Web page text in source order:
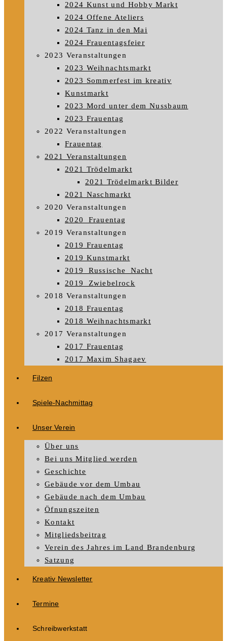
2024 Kunst und Hobby Markt
2024 Offene Ateliers
2024 Tanz in den Mai
2024 Frauentagsfeier
2023 Veranstaltungen
2023 Weihnachtsmarkt
2023 Sommerfest im kreativ
Kunstmarkt
2023 Mord unter dem Nussbaum
2023 Frauentag
2022 Veranstaltungen
Frauentag
2021 Veranstaltungen
2021 Trödelmarkt
2021 Trödelmarkt Bilder
2021 Naschmarkt
2020 Veranstaltungen
2020_Frauentag
2019 Veranstaltungen
2019 Frauentag
2019 Kunstmarkt
2019_Russische_Nacht
2019_Zwiebelrock
2018 Veranstaltungen
2018 Frauentag
2018 Weihnachtsmarkt
2017 Veranstaltungen
2017 Frauentag
2017 Maxim Shagaev
Filzen
Spiele-Nachmittag
Unser Verein
Über uns
Bei uns Mitglied werden
Geschichte
Gebäude vor dem Umbau
Gebäude nach dem Umbau
Öfnungszeiten
Kontakt
Mitgliedsbeitrag
Verein des Jahres im Land Brandenburg
Satzung
Kreativ Newsletter
Termine
Schreibwerkstatt